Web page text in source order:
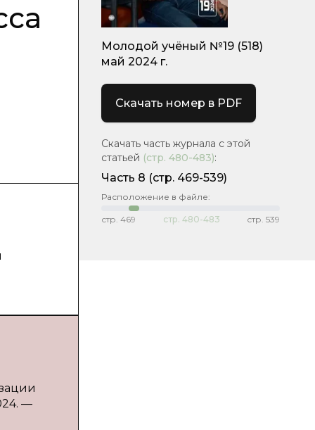
—
Молодой учёный №19 (518)
май 2024 г.
Скачать номер в PDF
Скачать часть журнала с этой
статьей (стр. 480-483):
Часть 8 (стр. 469-539)
Расположение в файле:
стр. 469 стр. 480-483 стр. 539